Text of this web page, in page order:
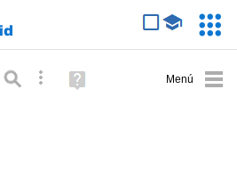
Búsqueda avanzada
Ayuda
(en